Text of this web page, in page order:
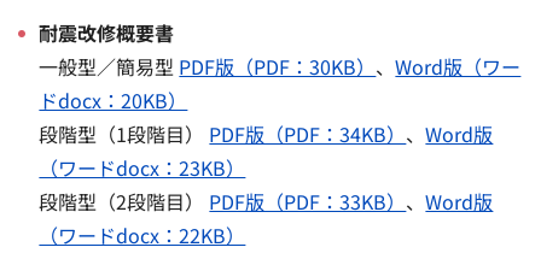
耐震改修概要書
一般型／簡易型 PDF版（PDF：30KB） 、Word版（ワー
ドdocx：20KB）
段階型（1段階目） PDF版（PDF：34KB） 、Word版
（ワードdocx：23KB）
段階型（2段階目） PDF版（PDF：33KB） 、Word版
（ワードdocx：22KB）